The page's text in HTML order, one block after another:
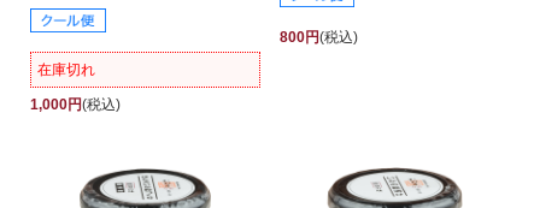
在庫切れ
1,000円(税込)
800円(税込)